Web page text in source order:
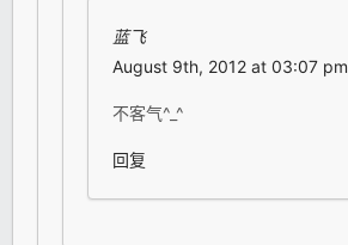
蓝飞
August 9th, 2012 at 03:07 pm
不客气^_^
回复